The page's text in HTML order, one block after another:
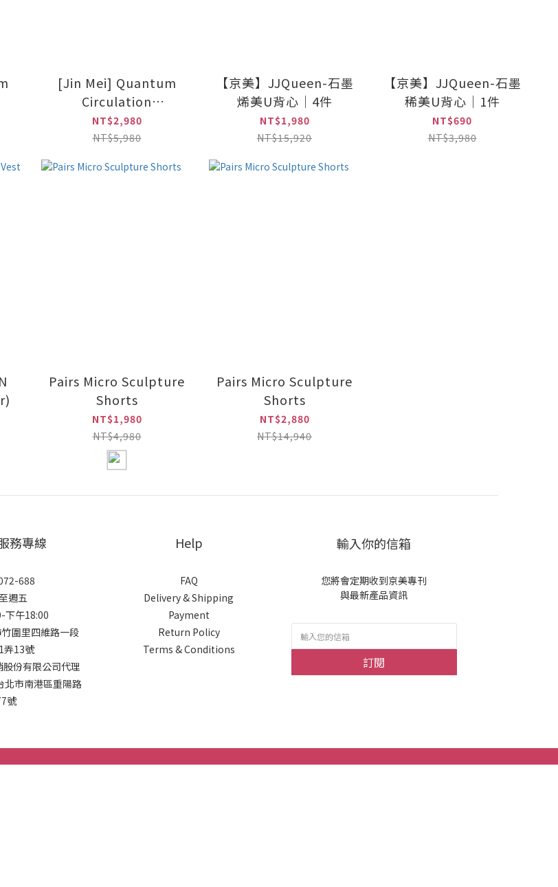
[Jin Mei] Quantum
Circulation
Leggings(Black)
NT$2,980
NT$5,980
【京美】JJQueen-石墨
烯美U背心｜4件
NT$1,980
NT$15,920
【京美】JJQueen-石墨
稀美U背心｜1件
NT$690
NT$3,980
Pairs Micro Sculpture
Shorts
NT$1,980
NT$4,980
Pairs Micro Sculpture
Shorts
NT$2,880
NT$14,940
務專線
688
週五
下午18:00
圍里四維路一段
弄13號
份有限公司代理
北市南港區重陽路
號
Help
FAQ
Delivery & Shipping
Payment
Return Policy
Terms & Conditions
輸入你的信箱
您將會定期收到京美專刊
與最新產品資訊
訂閱